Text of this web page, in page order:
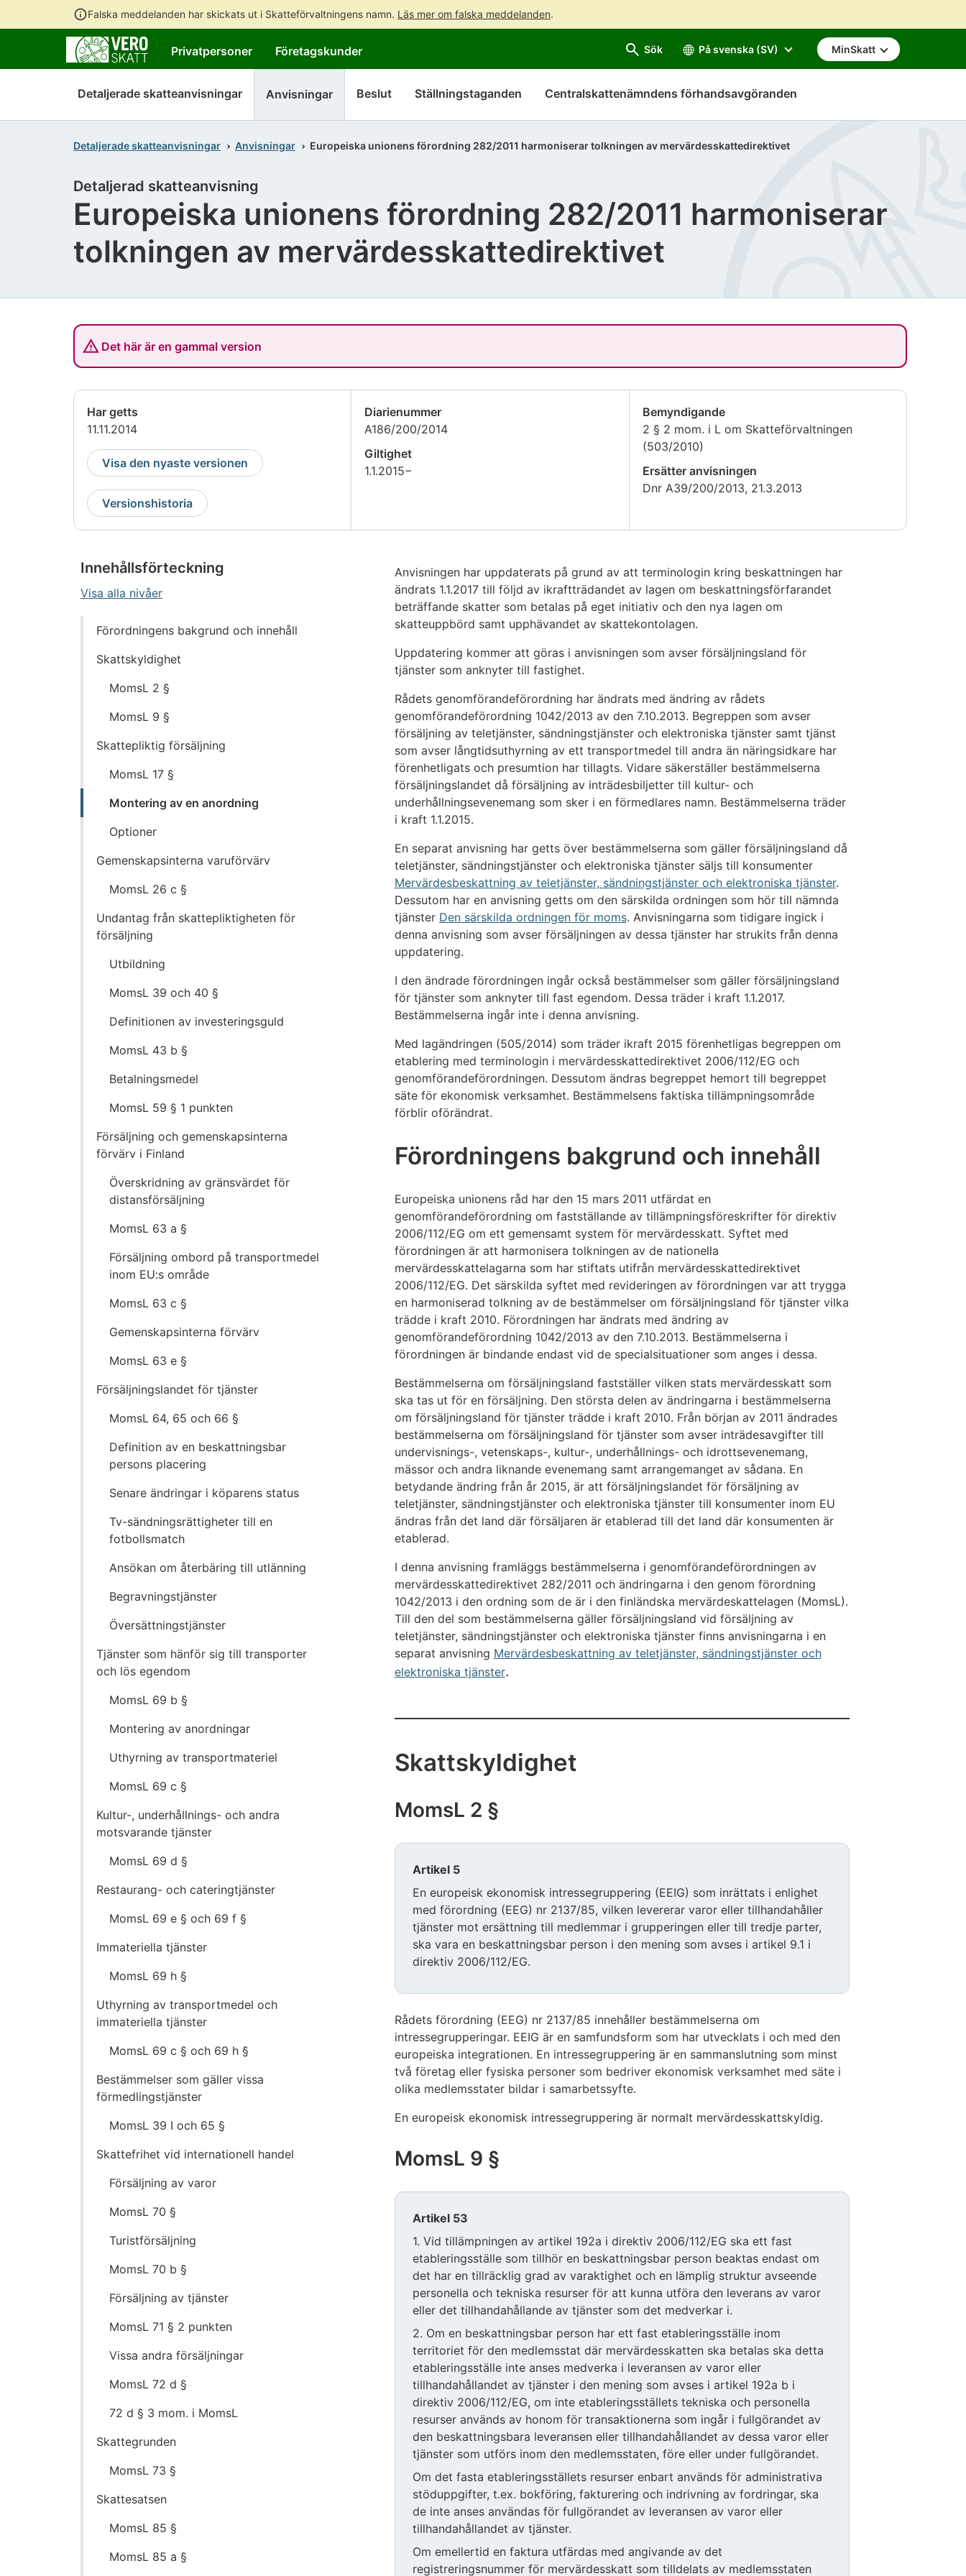
Falska meddelanden har skickats ut i Skatteförvaltningens namn. Läs mer om falska meddelanden.
till
innehållet
hela
webbplatsens
Privatpersoner Företagskunder Sök På svenska (SV) MinSkatt
Detaljerade skatteanvisningar Anvisningar Beslut Ställningstaganden Centralskattenämndens förhandsavgöranden
Detaljerade skatteanvisningar Anvisningar Europeiska unionens förordning 282/2011 harmoniserar tolkningen av mervärdesskattedirektivet
Europeiska unionens förordning 282/2011 harmoniserar
tolkningen av mervärdesskattedirektivet
Detaljerad skatteanvisning
Det här är en gammal version
Har getts
11.11.2014
Visa den nyaste versionen
Versionshistoria
Diarienummer
A186/200/2014
Giltighet
1.1.2015−
Bemyndigande
2 § 2 mom. i L om Skatteförvaltningen
(503/2010)
Ersätter anvisningen
Dnr A39/200/2013, 21.3.2013
Innehållsförteckning
Visa alla nivåer
Förordningens bakgrund och innehåll
Skattskyldighet
MomsL 2 §
MomsL 9 §
Skattepliktig försäljning
MomsL 17 §
Montering av en anordning
Optioner
Gemenskapsinterna varuförvärv
MomsL 26 c §
Undantag från skattepliktigheten för
försäljning
Utbildning
MomsL 39 och 40 §
Definitionen av investeringsguld
MomsL 43 b §
Betalningsmedel
MomsL 59 § 1 punkten
Försäljning och gemenskapsinterna
förvärv i Finland
Överskridning av gränsvärdet för
distansförsäljning
MomsL 63 a §
Försäljning ombord på transportmedel
inom EU:s område
MomsL 63 c §
Gemenskapsinterna förvärv
MomsL 63 e §
Försäljningslandet för tjänster
MomsL 64, 65 och 66 §
Definition av en beskattningsbar
persons placering
Senare ändringar i köparens status
Tv-sändningsrättigheter till en
fotbollsmatch
Ansökan om återbäring till utlänning
Begravningstjänster
Översättningstjänster
Tjänster som hänför sig till transporter
och lös egendom
MomsL 69 b §
Montering av anordningar
Uthyrning av transportmateriel
MomsL 69 c §
Kultur-, underhållnings- och andra
motsvarande tjänster
MomsL 69 d §
Restaurang- och cateringtjänster
MomsL 69 e § och 69 f §
Immateriella tjänster
MomsL 69 h §
Uthyrning av transportmedel och
immateriella tjänster
MomsL 69 c § och 69 h §
Bestämmelser som gäller vissa
förmedlingstjänster
MomsL 39 I och 65 §
Skattefrihet vid internationell handel
Försäljning av varor
MomsL 70 §
Turistförsäljning
MomsL 70 b §
Försäljning av tjänster
MomsL 71 § 2 punkten
Vissa andra försäljningar
MomsL 72 d §
72 d § 3 mom. i MomsL
Skattegrunden
MomsL 73 §
Skattesatsen
MomsL 85 §
MomsL 85 a §
Anvisningen har uppdaterats på grund av att terminologin kring beskattningen har
ändrats 1.1.2017 till följd av ikraftträdandet av lagen om beskattningsförfarandet
beträffande skatter som betalas på eget initiativ och den nya lagen om
skatteuppbörd samt upphävandet av skattekontolagen.
Uppdatering kommer att göras i anvisningen som avser försäljningsland för
tjänster som anknyter till fastighet.
Rådets genomförandeförordning har ändrats med ändring av rådets
genomförandeförordning 1042/2013 av den 7.10.2013. Begreppen som avser
försäljning av teletjänster, sändningstjänster och elektroniska tjänster samt tjänst
som avser långtidsuthyrning av ett transportmedel till andra än näringsidkare har
förenhetligats och presumtion har tillagts. Vidare säkerställer bestämmelserna
försäljningslandet då försäljning av inträdesbiljetter till kultur- och
underhållningsevenemang som sker i en förmedlares namn. Bestämmelserna träder
i kraft 1.1.2015.
En separat anvisning har getts över bestämmelserna som gäller försäljningsland då
teletjänster, sändningstjänster och elektroniska tjänster säljs till konsumenter
Mervärdesbeskattning av teletjänster, sändningstjänster och elektroniska tjänster.
Dessutom har en anvisning getts om den särskilda ordningen som hör till nämnda
tjänster Den särskilda ordningen för moms. Anvisningarna som tidigare ingick i
denna anvisning som avser försäljningen av dessa tjänster har strukits från denna
uppdatering.
I den ändrade förordningen ingår också bestämmelser som gäller försäljningsland
för tjänster som anknyter till fast egendom. Dessa träder i kraft 1.1.2017.
Bestämmelserna ingår inte i denna anvisning.
Med lagändringen (505/2014) som träder ikraft 2015 förenhetligas begreppen om
etablering med terminologin i mervärdesskattedirektivet 2006/112/EG och
genomförandeförordningen. Dessutom ändras begreppet hemort till begreppet
säte för ekonomisk verksamhet. Bestämmelsens faktiska tillämpningsområde
förblir oförändrat.
Förordningens bakgrund och innehåll
Europeiska unionens råd har den 15 mars 2011 utfärdat en
genomförandeförordning om fastställande av tillämpningsföreskrifter för direktiv
2006/112/EG om ett gemensamt system för mervärdesskatt. Syftet med
förordningen är att harmonisera tolkningen av de nationella
mervärdesskattelagarna som har stiftats utifrån mervärdesskattedirektivet
2006/112/EG. Det särskilda syftet med revideringen av förordningen var att trygga
en harmoniserad tolkning av de bestämmelser om försäljningsland för tjänster vilka
trädde i kraft 2010. Förordningen har ändrats med ändring av
genomförandeförordning 1042/2013 av den 7.10.2013. Bestämmelserna i
förordningen är bindande endast vid de specialsituationer som anges i dessa.
Bestämmelserna om försäljningsland fastställer vilken stats mervärdesskatt som
ska tas ut för en försäljning. Den största delen av ändringarna i bestämmelserna
om försäljningsland för tjänster trädde i kraft 2010. Från början av 2011 ändrades
bestämmelserna om försäljningsland för tjänster som avser inträdesavgifter till
undervisnings-, vetenskaps-, kultur-, underhållnings- och idrottsevenemang,
mässor och andra liknande evenemang samt arrangemanget av sådana. En
betydande ändring från år 2015, är att försäljningslandet för försäljning av
teletjänster, sändningstjänster och elektroniska tjänster till konsumenter inom EU
ändras från det land där försäljaren är etablerad till det land där konsumenten är
etablerad.
I denna anvisning framläggs bestämmelserna i genomförandeförordningen av
mervärdesskattedirektivet 282/2011 och ändringarna i den genom förordning
1042/2013 i den ordning som de är i den finländska mervärdeskattelagen (MomsL).
Till den del som bestämmelserna gäller försäljningsland vid försäljning av
teletjänster, sändningstjänster och elektroniska tjänster finns anvisningarna i en
separat anvisning Mervärdesbeskattning av teletjänster, sändningstjänster och
elektroniska tjänster.
Skattskyldighet
MomsL 2 §
Artikel 5
En europeisk ekonomisk intressegruppering (EEIG) som inrättats i enlighet
med förordning (EEG) nr 2137/85, vilken levererar varor eller tillhandahåller
tjänster mot ersättning till medlemmar i grupperingen eller till tredje parter,
ska vara en beskattningsbar person i den mening som avses i artikel 9.1 i
direktiv 2006/112/EG.
Rådets förordning (EEG) nr 2137/85 innehåller bestämmelserna om
intressegrupperingar. EEIG är en samfundsform som har utvecklats i och med den
europeiska integrationen. En intressegruppering är en sammanslutning som minst
två företag eller fysiska personer som bedriver ekonomisk verksamhet med säte i
olika medlemsstater bildar i samarbetssyfte.
En europeisk ekonomisk intressegruppering är normalt mervärdesskattskyldig.
MomsL 9 §
Artikel 53
1. Vid tillämpningen av artikel 192a i direktiv 2006/112/EG ska ett fast
etableringsställe som tillhör en beskattningsbar person beaktas endast om
det har en tillräcklig grad av varaktighet och en lämplig struktur avseende
personella och tekniska resurser för att kunna utföra den leverans av varor
eller det tillhandahållande av tjänster som det medverkar i.
2. Om en beskattningsbar person har ett fast etableringsställe inom
territoriet för den medlemsstat där mervärdesskatten ska betalas ska detta
etableringsställe inte anses medverka i leveransen av varor eller
tillhandahållandet av tjänster i den mening som avses i artikel 192a b i
direktiv 2006/112/EG, om inte etableringsställets tekniska och personella
resurser används av honom för transaktionerna som ingår i fullgörandet av
den beskattningsbara leveransen eller tillhandahållandet av dessa varor eller
tjänster som utförs inom den medlemsstaten, före eller under fullgörandet.
Om det fasta etableringsställets resurser enbart används för administrativa
stöduppgifter, t.ex. bokföring, fakturering och indrivning av fordringar, ska
de inte anses användas för fullgörandet av leveransen av varor eller
tillhandahållandet av tjänster.
Om emellertid en faktura utfärdas med angivande av det
registreringsnummer för mervärdesskatt som tilldelats av medlemsstaten